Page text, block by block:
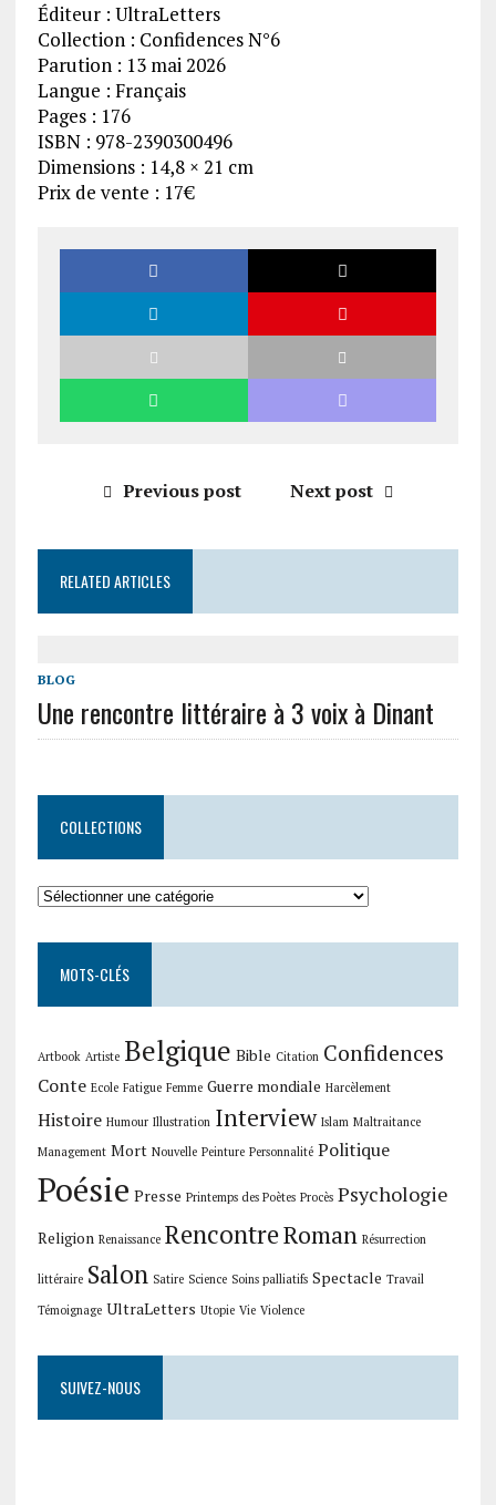
Éditeur : UltraLetters
Collection : Confidences N°6
Parution : 13 mai 2026
Langue : Français
Pages : 176
ISBN : 978-2390300496
Dimensions : 14,8 × 21 cm
Prix de vente : 17€
Previous post Next post
RELATED ARTICLES
BLOG
Une rencontre littéraire à 3 voix à Dinant
COLLECTIONS
Collections
MOTS-CLÉS
Artbook Artiste Belgique Bible Citation Confidences
Conte Ecole Fatigue Femme Guerre mondiale Harcèlement
Histoire Humour Illustration Interview Islam Maltraitance
Management Mort Nouvelle Peinture Personnalité Politique
Poésie Presse Printemps des Poètes Procès Psychologie
Religion Renaissance RencontreRoman Résurrection
littéraire Salon Satire Science Soins palliatifs Spectacle Travail
Témoignage UltraLetters Utopie Vie Violence
SUIVEZ-NOUS